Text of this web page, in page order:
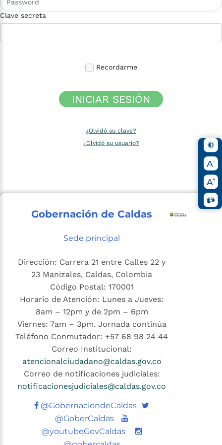
Clave secreta
Recordarme
INICIAR SESIÓN
¿Olvidó su clave?
¿Olvidó su usuario?
Gobernación de Caldas
Sede principal
Dirección: Carrera 21 entre Calles 22 y
23 Manizales, Caldas, Colombia
Código Postal: 170001
Horario de Atención: Lunes a Jueves:
8am – 12pm y de 2pm – 6pm
Viernes: 7am – 3pm. Jornada continúa
Teléfono Conmutador: +57 68 98 24 44
Correo Institucional:
atencionalciudadano@caldas.gov.co
Correo de notificaciones judiciales:
notificacionesjudiciales@caldas.gov.co
@GobernaciondeCaldas Twitter
@GoberCaldas
Youtube
@youtubeGovCaldas